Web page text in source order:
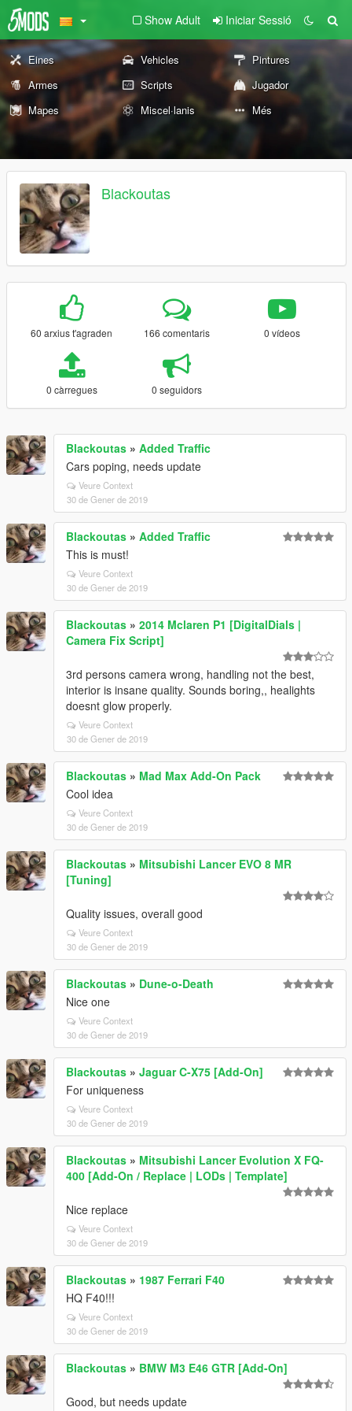
Show Adult Iniciar Sessió
Eines Vehicles
Pintures
Armes
Scripts
Jugador
Mapes
Miscel·lanis Més
Blackoutas
60 arxius t'agraden 166 comentaris 0 vídeos
0 càrregues 0 seguidors
Blackoutas » Added Traffic
Cars poping, needs update
Veure Context
30 de Gener de 2019
Blackoutas » Added Traffic
This is must!
Veure Context
30 de Gener de 2019
Blackoutas » 2014 Mclaren P1 [DigitalDials |
Camera Fix Script]
3rd persons camera wrong, handling not the best,
interior is insane quality. Sounds boring,, healights
doesnt glow properly.
Veure Context
30 de Gener de 2019
Blackoutas » Mad Max Add-On Pack
Cool idea
Veure Context
30 de Gener de 2019
Blackoutas » Mitsubishi Lancer EVO 8 MR
[Tuning]
Quality issues, overall good
Veure Context
30 de Gener de 2019
Blackoutas » Dune-o-Death
Nice one
Veure Context
30 de Gener de 2019
Blackoutas » Jaguar C-X75 [Add-On]
For uniqueness
Veure Context
30 de Gener de 2019
Blackoutas » Mitsubishi Lancer Evolution X FQ-
400 [Add-On / Replace | LODs | Template]
Nice replace
Veure Context
30 de Gener de 2019
Blackoutas » 1987 Ferrari F40
HQ F40!!!
Veure Context
30 de Gener de 2019
Blackoutas » BMW M3 E46 GTR [Add-On]
Good, but needs update